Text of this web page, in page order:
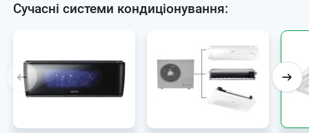
Сучасні системи кондиціонування: